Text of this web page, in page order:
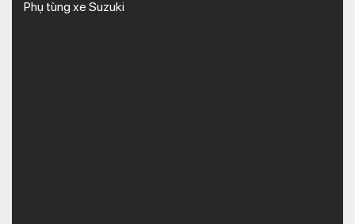
Phụ tùng xe Suzuki